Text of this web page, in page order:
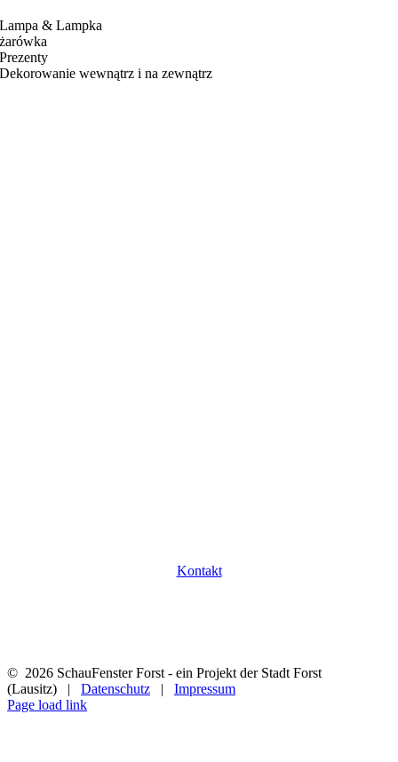
Lampa & Lampka
żarówka
Prezenty
Dekorowanie wewnątrz i na zewnątrz
Kontakt
© 2026 SchauFenster Forst - ein Projekt der Stadt Forst
(Lausitz) | Datenschutz | Impressum
Page load link